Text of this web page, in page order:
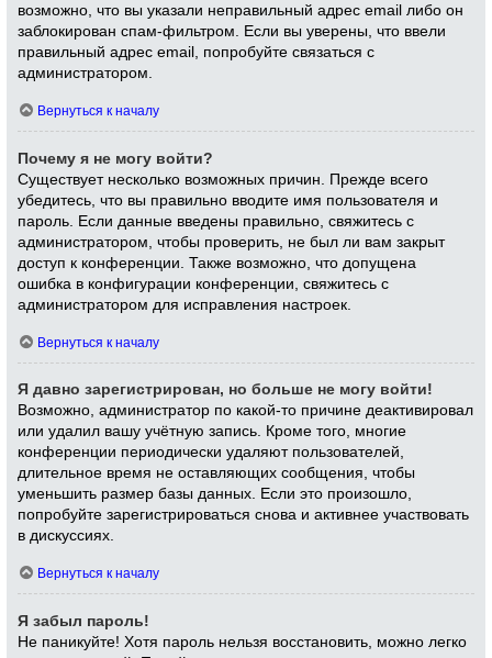
возможно, что вы указали неправильный адрес email либо он
заблокирован спам-фильтром. Если вы уверены, что ввели
правильный адрес email, попробуйте связаться с
администратором.
Вернуться к началу
Почему я не могу войти?
Существует несколько возможных причин. Прежде всего
убедитесь, что вы правильно вводите имя пользователя и
пароль. Если данные введены правильно, свяжитесь с
администратором, чтобы проверить, не был ли вам закрыт
доступ к конференции. Также возможно, что допущена
ошибка в конфигурации конференции, свяжитесь с
администратором для исправления настроек.
Вернуться к началу
Я давно зарегистрирован, но больше не могу войти!
Возможно, администратор по какой-то причине деактивировал
или удалил вашу учётную запись. Кроме того, многие
конференции периодически удаляют пользователей,
длительное время не оставляющих сообщения, чтобы
уменьшить размер базы данных. Если это произошло,
попробуйте зарегистрироваться снова и активнее участвовать
в дискуссиях.
Вернуться к началу
Я забыл пароль!
Не паникуйте! Хотя пароль нельзя восстановить, можно легко